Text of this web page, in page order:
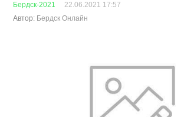
Бердск-2021
22.06.2021 17:57
Автор: Бердск Онлайн